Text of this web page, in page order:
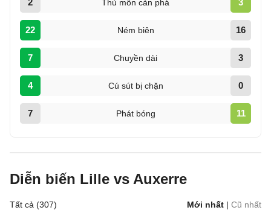
2 Thủ môn cản phá 3
22 Ném biên 16
7 Chuyền dài 3
4 Cú sút bị chặn 0
7 Phát bóng 11
Diễn biến Lille vs Auxerre
Tất cả (307) Mới nhất | Cũ nhất